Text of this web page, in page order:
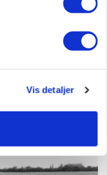
Vis detaljer
landbobanks